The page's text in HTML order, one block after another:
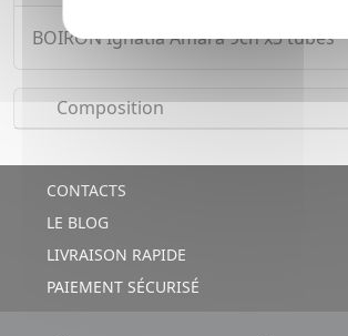
BOIRON Ignatia Amara 9ch x3 tubes
Composition
CONTACTS
LE BLOG
LIVRAISON RAPIDE
PAIEMENT SÉCURISÉ